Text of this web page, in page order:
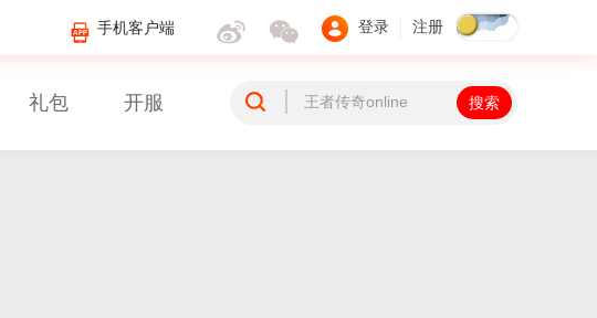
登录 注册
手机客户端
礼包 开服